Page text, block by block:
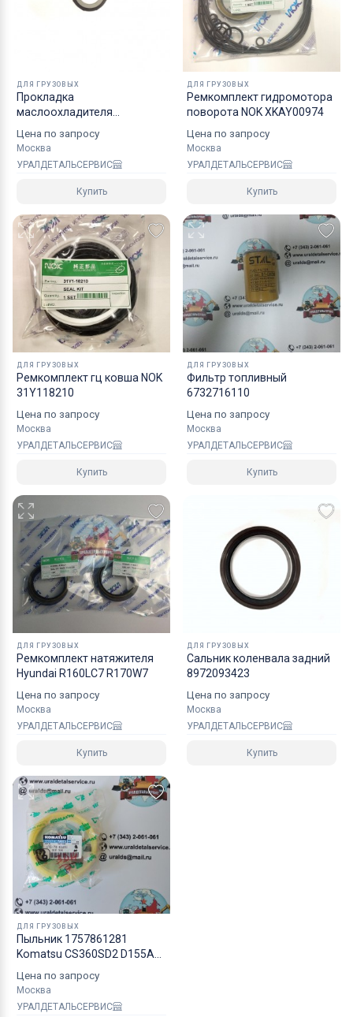
ДЛЯ ГРУЗОВЫХ
Прокладка
маслоохладителя
Цена по запросу
Москва
УРАЛДЕТАЛЬСЕРВИС
Купить
ДЛЯ ГРУЗОВЫХ
Ремкомплект гидромотора
поворота NOK XKAY00974
Цена по запросу
Москва
УРАЛДЕТАЛЬСЕРВИС
Купить
ДЛЯ ГРУЗОВЫХ
Ремкомплект гц ковша NOK
31Y118210
Цена по запросу
Москва
УРАЛДЕТАЛЬСЕРВИС
Купить
ДЛЯ ГРУЗОВЫХ
Фильтр топливный
6732716110
Цена по запросу
Москва
УРАЛДЕТАЛЬСЕРВИС
Купить
ДЛЯ ГРУЗОВЫХ
Ремкомплект натяжителя
Hyundai R160LC7 R170W7
Цена по запросу
Москва
УРАЛДЕТАЛЬСЕРВИС
Купить
ДЛЯ ГРУЗОВЫХ
Сальник коленвала задний
8972093423
Цена по запросу
Москва
УРАЛДЕТАЛЬСЕРВИС
Купить
ДЛЯ ГРУЗОВЫХ
Пыльник 1757861281
Komatsu CS360SD2 D155A
Цена по запросу
Москва
УРАЛДЕТАЛЬСЕРВИС